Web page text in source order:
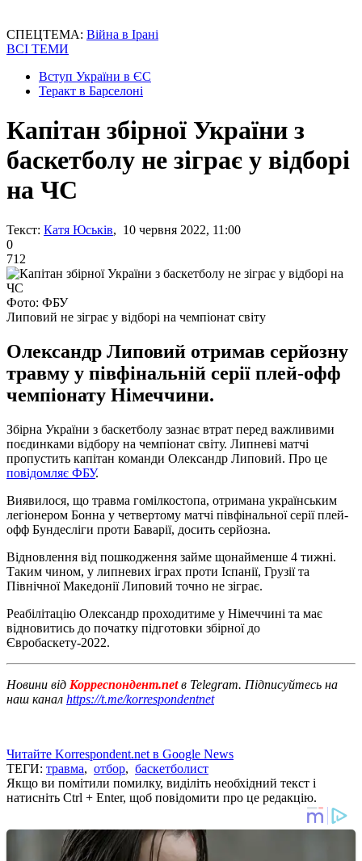
СПЕЦТЕМА: Війна в Ірані
ВСІ ТЕМИ
Вступ України в ЄС
Теракт в Барселоні
Капітан збірної України з
баскетболу не зіграє у відборі
на ЧС
Текст: Катя Юськів, 10 червня 2022, 11:00
0
712
Фото: ФБУ
Липовий не зіграє у відборі на чемпіонат світу
Олександр Липовий отримав серйозну
травму у півфінальній серії плей-офф
чемпіонату Німеччини.
Збірна України з баскетболу зазнає втрат перед важливими
поєдинками відбору на чемпіонат світу. Липневі матчі
пропустить капітан команди Олександр Липовий. Про це
повідомляє ФБУ.
Виявилося, що травма гомілкостопа, отримана українським
легіонером Бонна у четвертому матчі півфінальної серії плей-
офф Бундесліги проти Баварії, досить серйозна.
Відновлення від пошкодження займе щонайменше 4 тижні.
Таким чином, у липневих іграх проти Іспанії, Грузії та
Північної Македонії Липовий точно не зіграє.
Реабілітацію Олександр проходитиме у Німеччині та має
відновитись до початку підготовки збірної до
Євробаскету-2022.
Новини від Корреспондент.netв Telegram. Підписуйтесь на
наш канал https://t.me/korrespondentnet
Читайте Korrespondent.net в Google News
ТЕГИ: травма, отбор, баскетболист
Якщо ви помітили помилку, виділіть необхідний текст і
натисніть Ctrl + Enter, щоб повідомити про це редакцію.